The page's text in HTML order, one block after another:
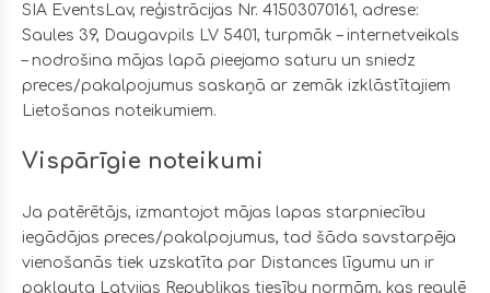
SIA EventsLav, reģistrācijas Nr. 41503070161, adrese:
Saules 39, Daugavpils LV 5401, turpmāk – internetveikals
– nodrošina mājas lapā pieejamo saturu un sniedz
preces/pakalpojumus saskaņā ar zemāk izklāstītajiem
Lietošanas noteikumiem.
Vispārīgie noteikumi
Ja patērētājs, izmantojot mājas lapas starpniecību
iegādājas preces/pakalpojumus, tad šāda savstarpēja
vienošanās tiek uzskatīta par Distances līgumu un ir
pakļauta Latvijas Republikas tiesību normām, kas regulē